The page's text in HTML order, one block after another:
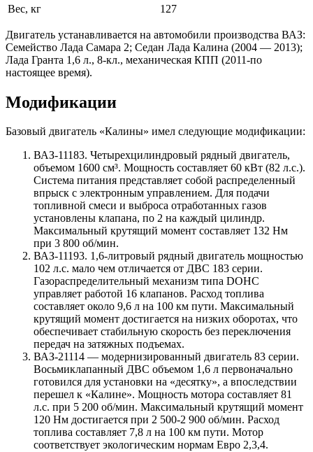
Вес, кг
127
Двигатель устанавливается на автомобили производства ВАЗ:
Семейство Лада Самара 2; Седан Лада Калина (2004 — 2013);
Лада Гранта 1,6 л., 8-кл., механическая КПП (2011-по
настоящее время).
Модификации
Базовый двигатель «Калины» имел следующие модификации:
ВАЗ-11183. Четырехцилиндровый рядный двигатель,
объемом 1600 см³. Мощность составляет 60 кВт (82 л.с.).
Система питания представляет собой распределенный
впрыск с электронным управлением. Для подачи
топливной смеси и выброса отработанных газов
установлены клапана, по 2 на каждый цилиндр.
Максимальный крутящий момент составляет 132 Нм
при 3 800 об/мин.
ВАЗ-11193. 1,6-литровый рядный двигатель мощностью
102 л.с. мало чем отличается от ДВС 183 серии.
Газораспределительный механизм типа DOHC
управляет работой 16 клапанов. Расход топлива
составляет около 9,6 л на 100 км пути. Максимальный
крутящий момент достигается на низких оборотах, что
обеспечивает стабильную скорость без переключения
передач на затяжных подъемах.
ВАЗ-21114 — модернизированный двигатель 83 серии.
Восьмиклапанный ДВС объемом 1,6 л первоначально
готовился для установки на «десятку», а впоследствии
перешел к «Калине». Мощность мотора составляет 81
л.с. при 5 200 об/мин. Максимальный крутящий момент
120 Нм достигается при 2 500-2 900 об/мин. Расход
топлива составляет 7,8 л на 100 км пути. Мотор
соответствует экологическим нормам Евро 2,3,4.